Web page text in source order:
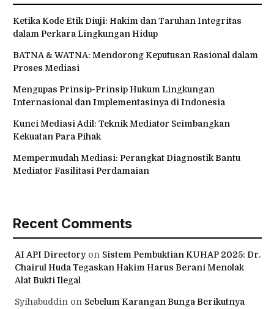
Ketika Kode Etik Diuji: Hakim dan Taruhan Integritas
dalam Perkara Lingkungan Hidup
BATNA & WATNA: Mendorong Keputusan Rasional dalam
Proses Mediasi
Mengupas Prinsip-Prinsip Hukum Lingkungan
Internasional dan Implementasinya di Indonesia
Kunci Mediasi Adil: Teknik Mediator Seimbangkan
Kekuatan Para Pihak
Mempermudah Mediasi: Perangkat Diagnostik Bantu
Mediator Fasilitasi Perdamaian
Recent Comments
AI API Directoryon Sistem Pembuktian KUHAP 2025: Dr.
Chairul Huda Tegaskan Hakim Harus Berani Menolak
Alat Bukti Ilegal
Syihabuddin on Sebelum Karangan Bunga Berikutnya